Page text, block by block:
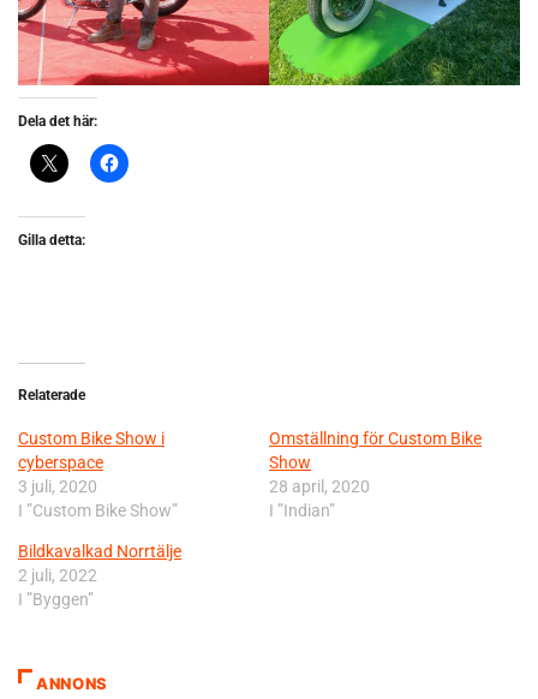
Dela det här:
Gilla detta:
Relaterade
Custom Bike Show i
cyberspace
3 juli, 2020
I ”Custom Bike Show”
Omställning för Custom Bike
Show
28 april, 2020
I ”Indian”
Bildkavalkad Norrtälje
2 juli, 2022
I ”Byggen”
ANNONS